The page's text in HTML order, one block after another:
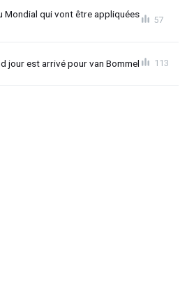
Mondial qui vont être appliquées
57
jour est arrivé pour van Bommel 113